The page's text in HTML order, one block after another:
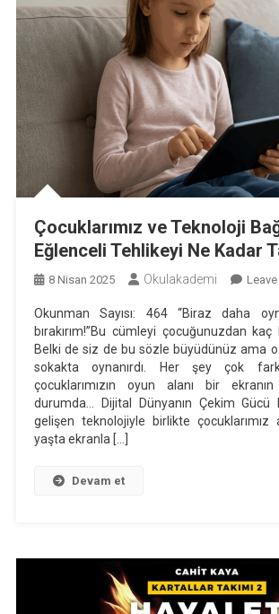
Çocuklarımız ve Teknoloji
Eğlenceli Tehlikeyi Ne Kadar
8 Nisan 2025 Okulakademi
Okunman Sayısı: 464 “Biraz daha
bırakırım!”Bu cümleyi çocuğunuzdan
Belki de siz de bu sözle büyüdünüz ama
sokakta oynanırdı. Her şey çok
çocuklarımızın oyun alanı bir ekranın
durumda… Dijital Dünyanın Çekim Gücü
gelişen teknolojiyle birlikte çocuklarımız
yaşta ekranla […]
Devam et